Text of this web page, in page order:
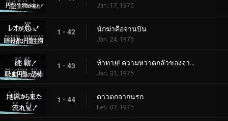
Jan. 17, 1975
1 - 42 นักฆ่าคือจานบิน
Jan. 24, 1975
1 - 43 ท้าทาย! ความหวาดกลัวของจานดูดเลือด
Jan. 31, 1975
1 - 44 ดาวตกจากนรก
Feb. 07, 1975